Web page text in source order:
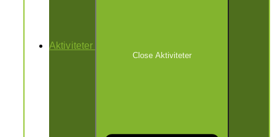
Aktiviteter
Close Aktiviteter